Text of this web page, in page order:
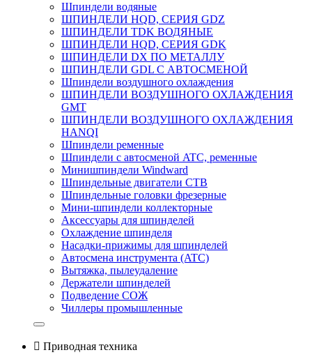
Шпиндели водяные
ШПИНДЕЛИ HQD, СЕРИЯ GDZ
ШПИНДЕЛИ TDK ВОДЯНЫЕ
ШПИНДЕЛИ HQD, СЕРИЯ GDK
ШПИНДЕЛИ DX ПО МЕТАЛЛУ
ШПИНДЕЛИ GDL С АВТОСМЕНОЙ
Шпиндели воздушного охлаждения
ШПИНДЕЛИ ВОЗДУШНОГО ОХЛАЖДЕНИЯ
GMT
ШПИНДЕЛИ ВОЗДУШНОГО ОХЛАЖДЕНИЯ
HANQI
Шпиндели ременные
Шпиндели с автосменой ATC, ременные
Минишпиндели Windward
Шпиндельные двигатели СТВ
Шпиндельные головки фрезерные
Мини-шпиндели коллекторные
Аксессуары для шпинделей
Охлаждение шпинделя
Насадки-прижимы для шпинделей
Автосмена инструмента (ATC)
Вытяжка, пылеудаление
Держатели шпинделей
Подведение СОЖ
Чиллеры промышленные
 Приводная техника